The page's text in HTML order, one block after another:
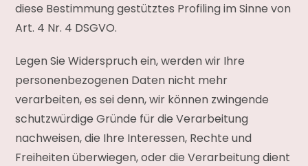
diese Bestimmung gestütztes Profiling im Sinne von
Art. 4 Nr. 4 DSGVO.
Legen Sie Widerspruch ein, werden wir Ihre
personenbezogenen Daten nicht mehr
verarbeiten, es sei denn, wir können zwingende
schutzwürdige Gründe für die Verarbeitung
nachweisen, die Ihre Interessen, Rechte und
Freiheiten überwiegen, oder die Verarbeitung dient